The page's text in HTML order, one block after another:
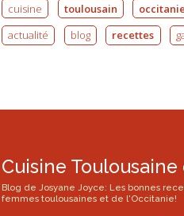
cuisine toulousain occitanie
actualité
blog recettes
Cuisine
Blog de Josyane Joyce: Les bonnes
femmes toulousaines et de l'Occitanie!